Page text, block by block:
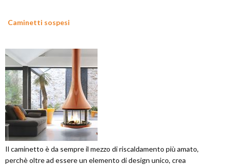
Caminetti sospesi
Il caminetto è da sempre il mezzo di riscaldamento più amato,
perchè oltre ad essere un elemento di design unico, crea